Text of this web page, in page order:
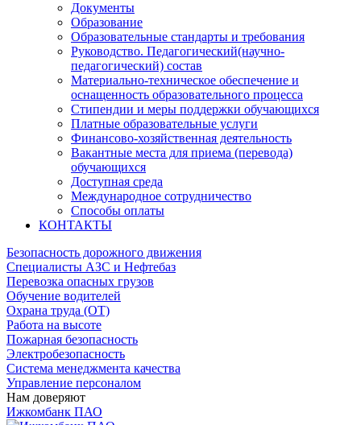
Документы
Образование
Образовательные стандарты и требования
Руководство. Педагогический(научно-
педагогический) состав
Материально-техническое обеспечение и
оснащенность образовательного процесса
Стипендии и меры поддержки обучающихся
Платные образовательные услуги
Финансово-хозяйственная деятельность
Вакантные места для приема (перевода)
обучающихся
Доступная среда
Международное сотрудничество
Способы оплаты
КОНТАКТЫ
Безопасность дорожного движения
Специалисты АЗС и Нефтебаз
Перевозка опасных грузов
Обучение водителей
Охрана труда (ОТ)
Работа на высоте
Пожарная безопасность
Электробезопасность
Система менеджмента качества
Управление персоналом
Нам доверяют
Ижкомбанк ПАО